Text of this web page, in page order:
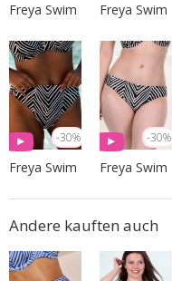
Freya Swim Freya Swim
-30%
Freya Swim
-30%
Freya Swim
Andere kauften auch